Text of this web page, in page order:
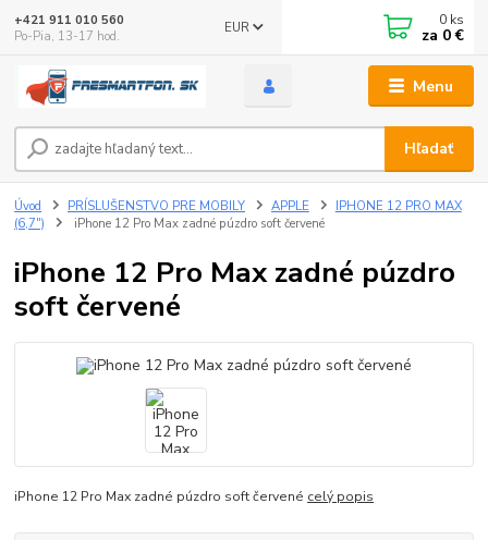
Menu
EUR
Hľadať
+421 911 010 560
Po-Pia, 13-17 hod.
0 ks
za 0 €
Úvod PRÍSLUŠENSTVO PRE MOBILY APPLE
IPHONE 12 PRO MAX
(6,7")
iPhone 12 Pro Max zadné púzdro soft červené
iPhone 12 Pro Max zadné púzdro
soft červené
iPhone 12 Pro Max zadné púzdro soft červené celý popis